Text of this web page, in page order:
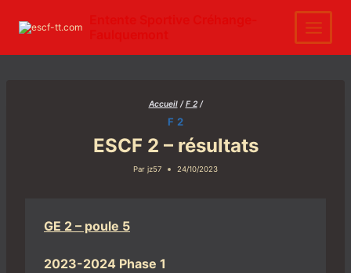
contenu
Accueil / F 2 /
F 2
ESCF 2 – résultats
Par jz57 24/10/2023
GE 2 – poule 5
2023-2024 Phase 1